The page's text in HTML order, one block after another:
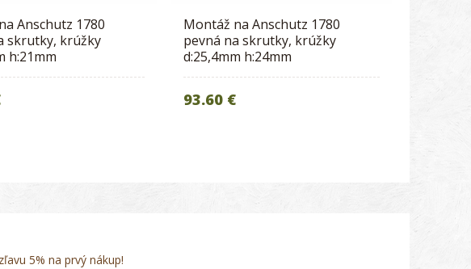
Anschutz 1780
skrutky, krúžky
h:21mm
Montáž na Anschutz 1780
pevná na skrutky, krúžky
d:25,4mm h:24mm
93.60 €
5% na prvý nákup!